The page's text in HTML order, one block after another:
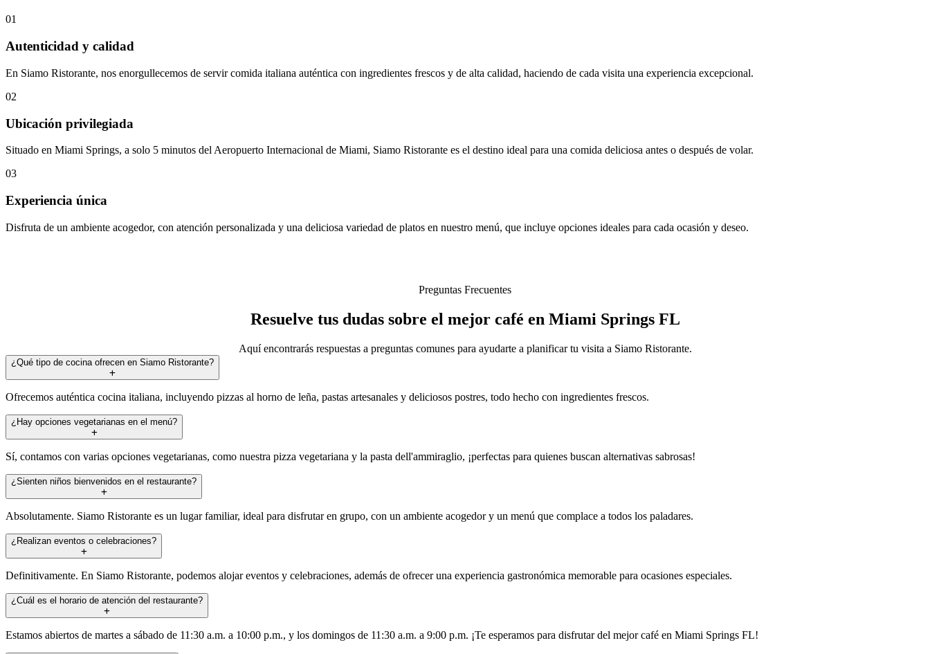
01
Autenticidad y calidad
En Siamo Ristorante, nos enorgullecemos de servir comida italiana auténtica con ingredientes frescos y de alta calidad, haciendo de cada visita una experiencia excepcional.
02
Ubicación privilegiada
Situado en Miami Springs, a solo 5 minutos del Aeropuerto Internacional de Miami, Siamo Ristorante es el destino ideal para una comida deliciosa antes o después de volar.
03
Experiencia única
Disfruta de un ambiente acogedor, con atención personalizada y una deliciosa variedad de platos en nuestro menú, que incluye opciones ideales para cada ocasión y deseo.
Preguntas Frecuentes
Resuelve tus dudas sobre el mejor café en Miami Springs FL
Aquí encontrarás respuestas a preguntas comunes para ayudarte a planificar tu visita a Siamo Ristorante.
¿Qué tipo de cocina ofrecen en Siamo Ristorante?
Ofrecemos auténtica cocina italiana, incluyendo pizzas al horno de leña, pastas artesanales y deliciosos postres, todo hecho con ingredientes frescos.
¿Hay opciones vegetarianas en el menú?
Sí, contamos con varias opciones vegetarianas, como nuestra pizza vegetariana y la pasta dell'ammiraglio, ¡perfectas para quienes buscan alternativas sabrosas!
¿Sienten niños bienvenidos en el restaurante?
Absolutamente. Siamo Ristorante es un lugar familiar, ideal para disfrutar en grupo, con un ambiente acogedor y un menú que complace a todos los paladares.
¿Realizan eventos o celebraciones?
Definitivamente. En Siamo Ristorante, podemos alojar eventos y celebraciones, además de ofrecer una experiencia gastronómica memorable para ocasiones especiales.
¿Cuál es el horario de atención del restaurante?
Estamos abiertos de martes a sábado de 11:30 a.m. a 10:00 p.m., y los domingos de 11:30 a.m. a 9:00 p.m. ¡Te esperamos para disfrutar del mejor café en Miami Springs FL!